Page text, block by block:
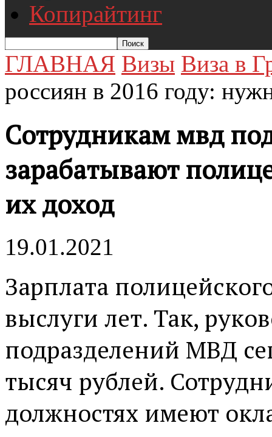
Копирайтинг
ГЛАВНАЯ Визы Виза в
россиян в 2016 году:
Сотрудникам мвд
зарабатывают
их доход
19.01.2021
Зарплата
выслуги лет. Так,
подразделений МВД
тысяч рублей.
должностях имеют